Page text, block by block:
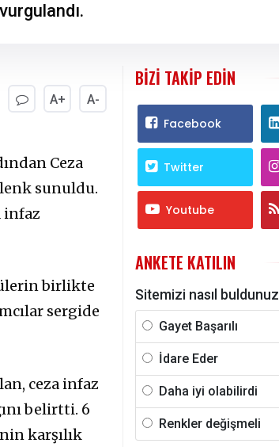
A+ A-
Ceza
sunuldu.
infaz
birlikte
sergide
ceza infaz
belirtti. 6
karşılık
BIZI TAKIP EDIN
Facebook
Twitter
Youtube
ANKETE KATILIN
Sitemizi nasıl
Gayet Başarılı
İdare Eder
Daha iyi olabilirdi
Renkler değişmeli